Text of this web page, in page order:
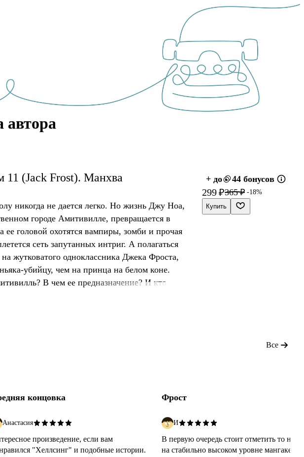
автора
11 (Jack Frost). Манхва + до 44 бонусов
299 ₽365 ₽ -18%
Купить
никогда не дается легко. Но жизнь Джу Ноа,
городе Амитивилле, превращается в
головой охотятся вампиры, зомби и прочая
сеть запутанных интриг. А полагаться
жутковатого одноклассника Джека Фроста,
убийцу, чем на принца на белом коне.
В чем ее предназначение? И кто
Все
концовка
Анастасия
произведение, если вам
"Хеллсинг" и подобные истории.
Фрост
И
В первую очередь стоит отметить то
на стабильно высоком уровне мангаке